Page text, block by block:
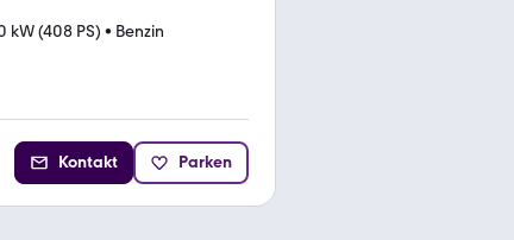
kW (408 PS) • Benzin
Kontakt Parken